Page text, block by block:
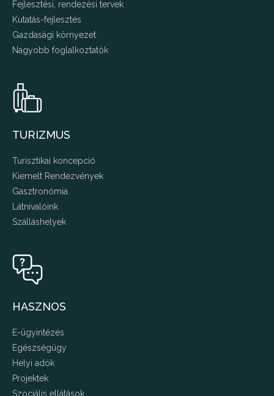
Fejlesztési, rendezési tervek
Kutatás-fejlesztés
Gazdasági környezet
Nagyobb foglalkoztatók
TURIZMUS
Turisztikai koncepció
Kiemelt Rendezvények
Gasztronómia
Látnivalóink
Szálláshelyek
HASZNOS
E-ügyintézés
Egészségügy
Helyi adók
Projektek
Szociális ellátások